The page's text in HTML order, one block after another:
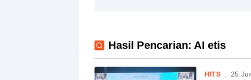
Hasil Pencarian: AI etis
HITS 25